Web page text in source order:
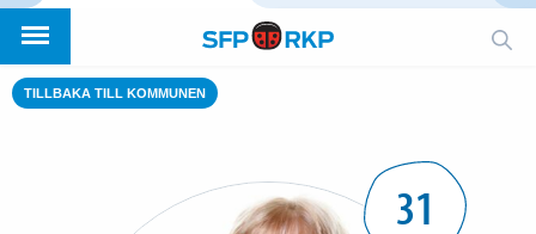
TILLBAKA TILL KOMMUNEN
31